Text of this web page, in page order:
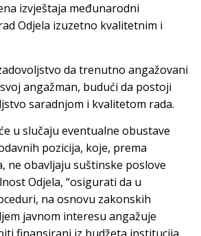
izvještaja međunarodni
Odjela izuzetno kvalitetnim i
da trenutno angažovani
angažman, budući da postoji
saradnjom i kvalitetom rada.
u slučaju eventualne obustave
pozicija, koje, prema
ne obavljaju suštinske poslove
Odjela, “osigurati da u
na osnovu zakonskih
javnom interesu angažuje